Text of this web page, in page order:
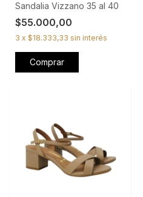
Sandalia Vizzano 35 al 40
$55.000,00
3 x $18.333,33 sin interés
Comprar